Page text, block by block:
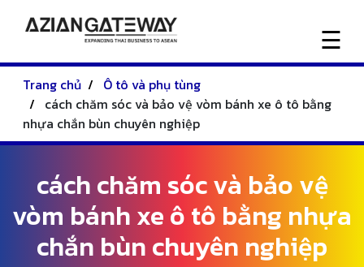
☰
Trang
chủ
tức
Liên
hệ
Trang chủ
Ô tô và phụ tùng
cách chăm sóc và bảo vệ vòm bánh xe ô tô bằng
nhựa chắn bùn chuyên nghiệp
cách chăm sóc và bảo vệ
vòm bánh xe ô tô bằng nhựa
chắn bùn chuyên nghiệp